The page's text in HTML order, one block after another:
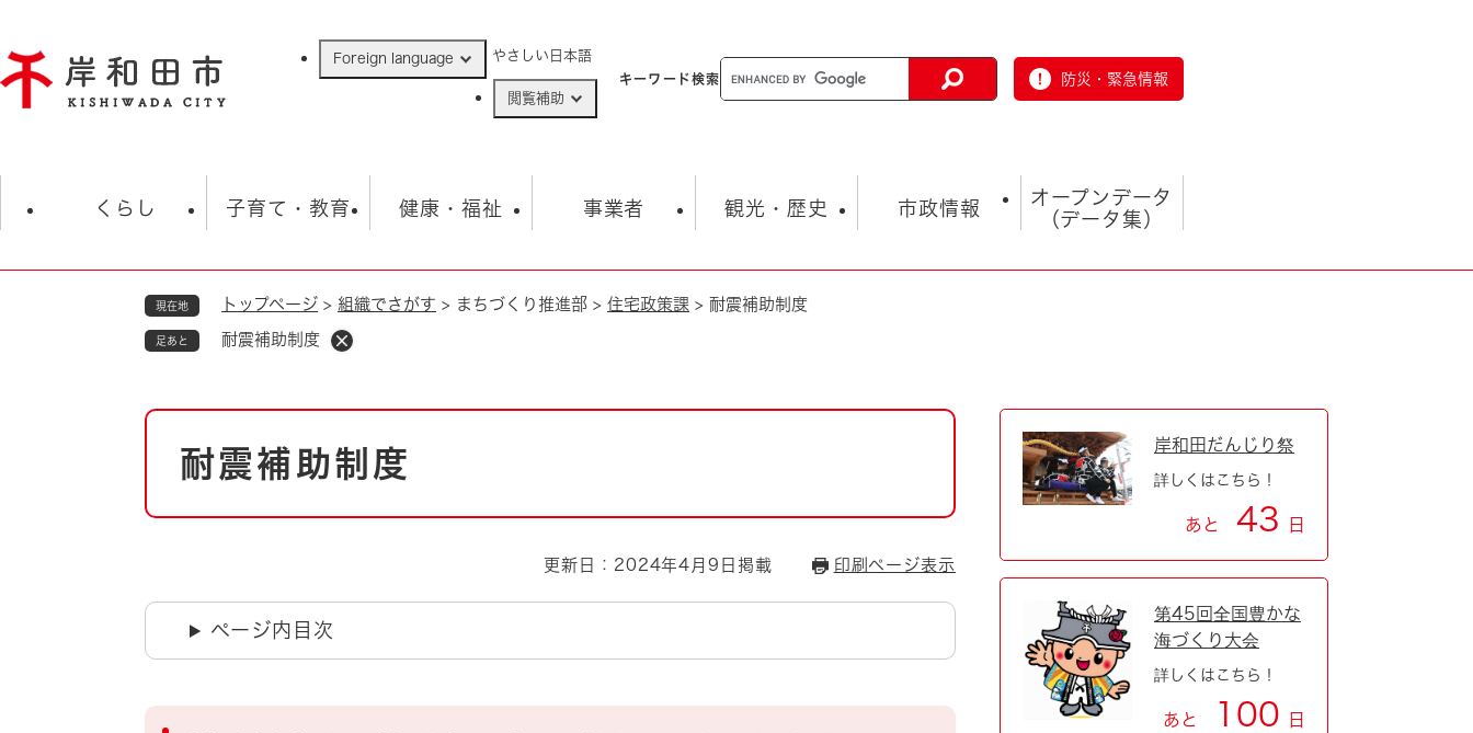
ジ
の
Foreign language やさしい日本語
閲覧補助
キーワード検索 防災・緊急情報
くらし
住民票・戸籍
ごみ・衛生・動物 救急・消防
防災・防犯 上水道・下水道
自然・環境・公園
男女共同参画
地域コミュニティ・ボラン
子育て・教育
学校 子育て
健康・福祉
福祉・健康・生活 生涯学習・スポーツ
事業者
入札・契約情報
環境 福祉・介護
観光・歴史
観光 観光スポット
市政情報
市の概要 総合計画
市政 職員採用情報
オープンデータ
（データ集）
オープンデータ
現在地 トップページ > 組織でさがす > まちづくり推進部 > 住宅政策課 > 耐震補助制度
足あと 耐震補助制度
本
耐震補助制度
更新日：2024年4月9日掲載 印刷ページ表示
ページ内目次
岸和田だんじり祭
詳しくはこちら！
あと 43 日
第45回全国豊かな
海づくり大会
詳しくはこちら！
あと 100 日